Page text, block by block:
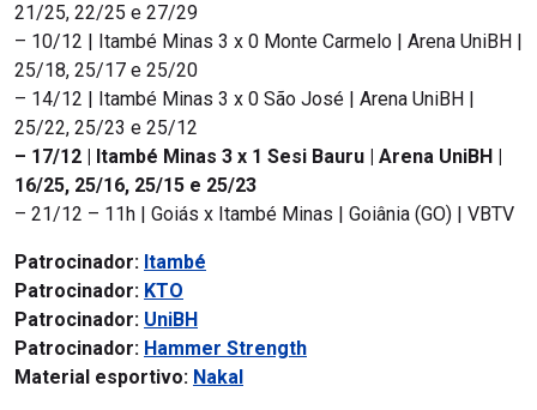
21/25, 22/25 e 27/29
– 10/12 | Itambé Minas 3 x 0 Monte Carmelo | Arena UniBH |
25/18, 25/17 e 25/20
– 14/12 | Itambé Minas 3 x 0 São José | Arena UniBH |
25/22, 25/23 e 25/12
– 17/12 | Itambé Minas 3 x 1 Sesi Bauru | Arena UniBH |
16/25, 25/16, 25/15 e 25/23
– 21/12 – 11h | Goiás x Itambé Minas | Goiânia (GO) | VBTV
Patrocinador: Itambé
Patrocinador: KTO
Patrocinador: UniBH
Patrocinador: Hammer Strength
Material esportivo: Nakal